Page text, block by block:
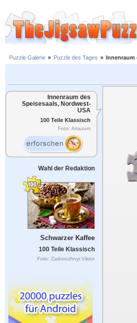
Puzzle Galerie » Puzzle des Tages » Innenraum
Innenraum des
Speisesaals, Nordwest-
USA
100 Teile Klassisch
Foto: Artazum
Wahl der Redaktion
Schwarzer Kaffee
100 Teile Klassisch
Foto: Zadorozhnyi Viktor